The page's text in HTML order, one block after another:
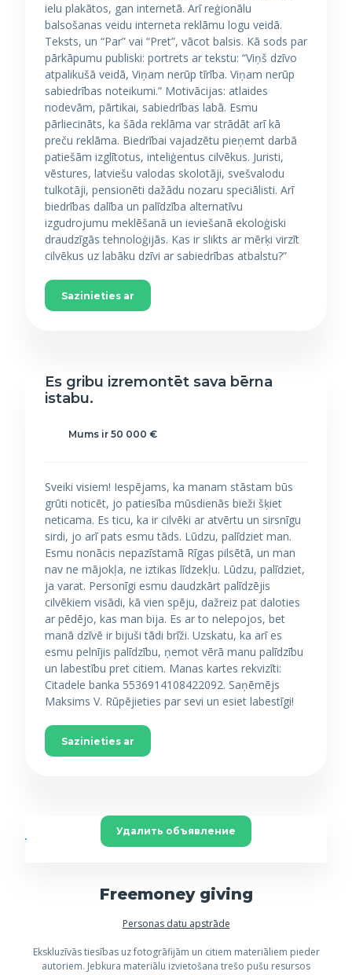
ielu plakātos, gan internetā. Arī reģionālu
balsošanas veidu interneta reklāmu logu veidā.
Teksts, un “Par” vai “Pret”, vācot balsis. Kā sods par
pārkāpumu publiski: portrets ar tekstu: “Viņš dzīvo
atpalikušā veidā, Viņam nerūp tīrība. Viņam nerūp
sabiedrības noteikumi.” Motivācijas: atlaides
nodevām, pārtikai, sabiedrības labā. Esmu
pārliecināts, ka šāda reklāma var strādāt arī kā
preču reklāma. Biedrībai vajadzētu pieņemt darbā
patiešām izglītotus, inteliģentus cilvēkus. Juristi,
vēstures, latviešu valodas skolotāji, svešvalodu
tulkotāji, pensionēti dažādu nozaru speciālisti. Arī
biedrības dalība un palīdzība alternatīvu
izgudrojumu meklēšanā un ieviešanā ekoloģiski
draudzīgās tehnoloģijās. Kas ir slikts ar mērķi virzīt
cilvēkus uz labāku dzīvi ar sabiedrības atbalstu?”
Sazinieties ar
Es gribu izremontēt sava bērna
istabu.
Mums ir 50 000 €
Sveiki visiem! Iespējams, ka manam stāstam būs
grūti noticēt, jo patiesība mūsdienās bieži šķiet
neticama. Es ticu, ka ir cilvēki ar atvērtu un sirsnīgu
sirdi, jo arī pats esmu tāds. Lūdzu, palīdziet man.
Esmu nonācis nepazīstamā Rīgas pilsētā, un man
nav ne mājokļa, ne iztikas līdzekļu. Lūdzu, palīdziet,
ja varat. Personīgi esmu daudzkārt palīdzējis
cilvēkiem visādi, kā vien spēju, dažreiz pat daloties
ar pēdējo, kas man bija. Es ar to nelepojos, bet
manā dzīvē ir bijuši tādi brīži. Uzskatu, ka arī es
esmu pelnījis palīdzību, ņemot vērā manu palīdzību
un labestību pret citiem. Manas kartes rekvizīti:
Citadele banka 5536914108422092. Saņēmējs
Maksims V. Rūpējieties par sevi un esiet labestīgi!
Sazinieties ar
Удалить объявление
Freemoney giving
Personas datu apstrāde
Ekskluzīvās tiesības uz fotogrāfijām un citiem materiāliem pieder
autoriem. Jebkura materiālu izvietošana trešo pušu resursos